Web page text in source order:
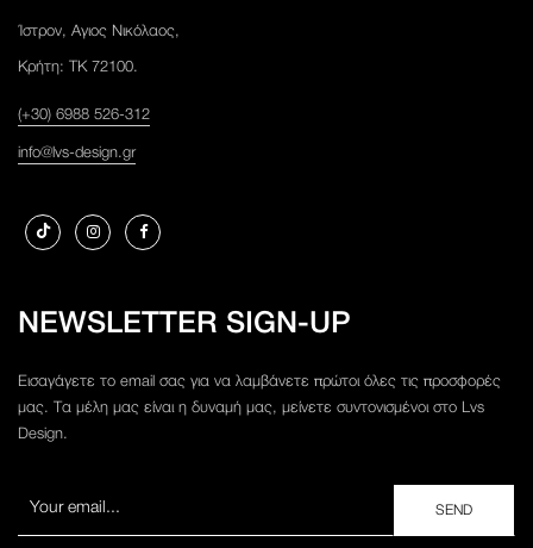
Ίστρον, Αγιος Νικόλαος,
Κρήτη: ΤΚ 72100.
(+30) 6988 526-312
info@lvs-design.gr
NEWSLETTER SIGN-UP
Εισαγάγετε το email σας για να λαμβάνετε πρώτοι όλες τις προσφορές
μας. Τα μέλη μας είναι η δυναμή μας, μείνετε συντονισμένοι στο Lvs
Design.